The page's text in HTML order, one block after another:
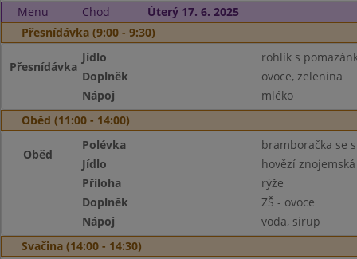
Menu
Chod
Úterý 17. 6. 2025
Přesnídávka (9:00 - 9:30)
Přesnídávka
Jídlo
rohlík s
Doplněk
ovoce, zelenina
Nápoj
mléko
Oběd (11:00 - 14:00)
Oběd
Polévka
bramboračka se
Jídlo
hovězí znojemská
Příloha
rýže
Doplněk
ZŠ - ovoce
Nápoj
voda, sirup
Svačina (14:00 - 14:30)